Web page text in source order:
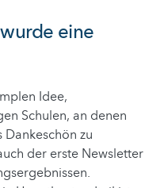
eine
Idee,
Schulen, an denen
Dankeschön zu
der erste Newsletter